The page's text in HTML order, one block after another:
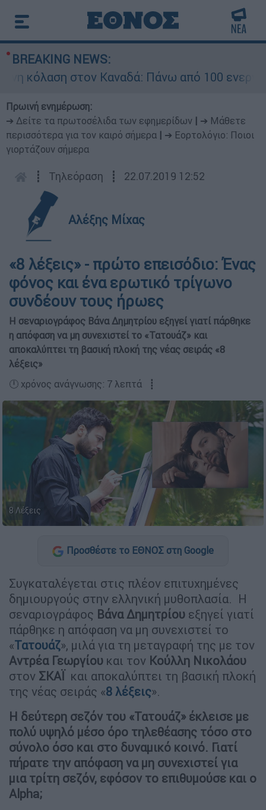
BREAKING NEWS:
στον Καναδά: Πάνω από 100 ενεργά μέτωπα
Πρωινή ενημέρωση:
➔ Δείτε τα πρωτοσέλιδα των εφημερίδων
➔ Μάθετε
περισσότερα για τον καιρό σήμερα
➔ Εορτολόγιο: Ποιοι
γιορτάζουν σήμερα
┋ Τηλεόραση ┋ 22.07.2019 12:52
Αλέξης Μίχας
«8 λέξεις» - πρώτο επεισόδιο: Ένας
φόνος και ένα ερωτικό τρίγωνο
συνδέουν τους ήρωες
Η σεναριογράφος Βάνα Δημητρίου εξηγεί γιατί πάρθηκε
η απόφαση να μη συνεχιστεί το «Τατουάζ» και
αποκαλύπτει τη βασική πλοκή της νέας σειράς «8
λέξεις»
🕛 χρόνος ανάγνωσης: 7 λεπτά ┋
8 Λέξεις
Προσθέστε το ΕΘΝΟΣ στη Google
Συγκαταλέγεται στις πλέον επιτυχημένες
δημιουργούς στην ελληνική μυθοπλασία. Η
σεναριογράφος Βάνα Δημητρίου εξηγεί γιατί
πάρθηκε η απόφαση να μη συνεχιστεί το
«Τατουάζ», μιλά για τη μεταγραφή της με τον
Αντρέα Γεωργίου και τον Κούλλη Νικολάου
στον ΣΚΑΪ και αποκαλύπτει τη βασική πλοκή
της νέας σειράς «8 λέξεις».
Η δεύτερη σεζόν του «Τατουάζ» έκλεισε με
πολύ υψηλό μέσο όρο τηλεθέασης τόσο στο
σύνολο όσο και στο δυναμικό κοινό. Γιατί
πήρατε την απόφαση να μη συνεχιστεί για
μια τρίτη σεζόν, εφόσον το επιθυμούσε και o
Alpha;